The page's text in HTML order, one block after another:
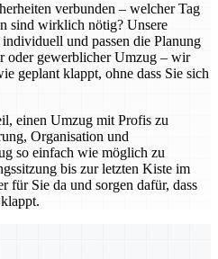
verbunden – welcher Tag
sind wirklich nötig? Unsere
und passen die Planung
oder gewerblicher Umzug – wir
geplant klappt, ohne dass Sie sich
einen Umzug mit Profis zu
Organisation und
so einfach wie möglich zu
bis zur letzten Kiste im
für Sie da und sorgen dafür, dass